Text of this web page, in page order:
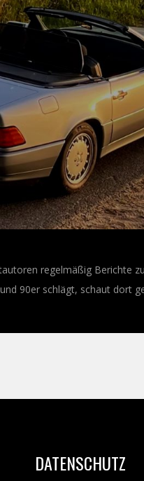
regelmäßig Berichte
90er schlägt, schaut dort
DATENSCHUTZ